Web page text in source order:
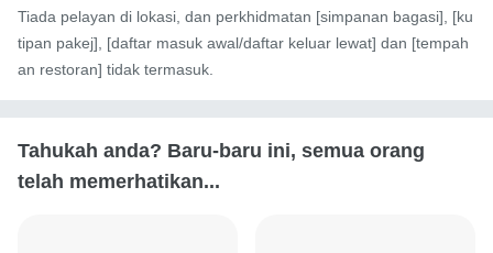
Tiada pelayan di lokasi, dan perkhidmatan [simpanan bagasi], [ku
tipan pakej], [daftar masuk awal/daftar keluar lewat] dan [tempah
an restoran] tidak termasuk.
Tahukah anda? Baru-baru ini, semua orang
telah memerhatikan...